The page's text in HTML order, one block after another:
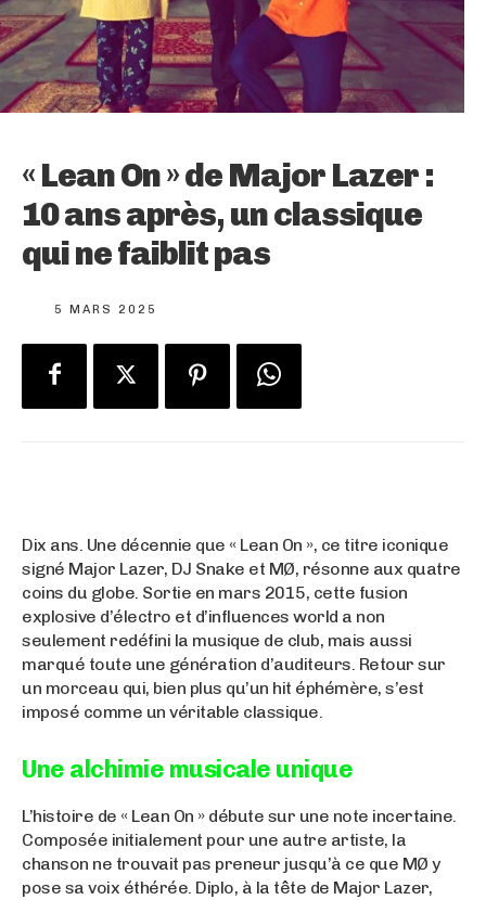
« Lean On » de Major Lazer :
10 ans après, un classique
qui ne faiblit pas
5 MARS 2025
Dix ans. Une décennie que « Lean On », ce titre iconique
signé Major Lazer, DJ Snake et MØ, résonne aux quatre
coins du globe. Sortie en mars 2015, cette fusion
explosive d’électro et d’influences world a non
seulement redéfini la musique de club, mais aussi
marqué toute une génération d’auditeurs. Retour sur
un morceau qui, bien plus qu’un hit éphémère, s’est
imposé comme un véritable classique.
Une alchimie musicale unique
L’histoire de « Lean On » débute sur une note incertaine.
Composée initialement pour une autre artiste, la
chanson ne trouvait pas preneur jusqu’à ce que MØ y
pose sa voix éthérée. Diplo, à la tête de Major Lazer,